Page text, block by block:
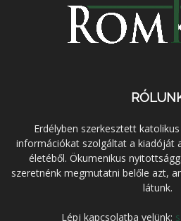
Erdélyben szerkesztett
információkat szolgáltat a kiadóját
életéből. Ökumenikus
szeretnénk megmutatni belőle azt,
látunk.
Lépj kapcsolatba velünk: